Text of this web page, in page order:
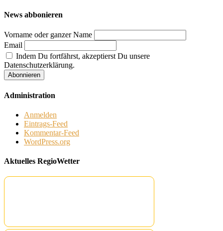
News abbonieren
Vorname oder ganzer Name
Email
Indem Du fortfährst, akzeptierst Du unsere
Datenschutzerklärung.
Administration
Anmelden
Eintrags-Feed
Kommentar-Feed
WordPress.org
Aktuelles RegioWetter